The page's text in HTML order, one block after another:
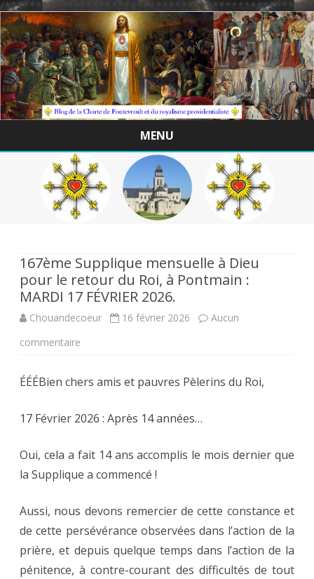
/
MENU
Skip
to
content
167ème Supplique mensuelle à Dieu
pour le retour du Roi, à Pontmain :
MARDI 17 FÉVRIER 2026.
Chouandecoeur 16 février 2026
Aucun
commentaire
Supplique
mensuelle
le
retour
du
ÉÉÉBien chers amis et pauvres Pèlerins du Roi,
17 Février 2026 : Après 14 années…
Oui, cela a fait 14 ans accomplis le mois dernier que
la Supplique a commencé !
Aussi, nous devons remercier de cette constance et
de cette persévérance observées dans l’action de la
prière, et depuis quelque temps dans l’action de la
pénitence, à contre-courant des difficultés de tout